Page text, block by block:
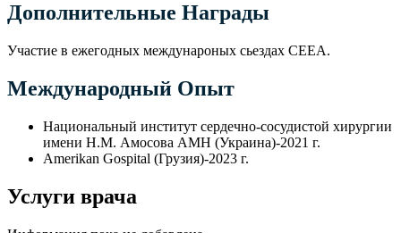
Дополнительные Награды
Участие в ежегодных междунароных сьездах СЕЕА.
Международный Опыт
Национальный институт сердечно-сосудистой хирургии
имени Н.М. Амосова АМН (Украина)-2021 г.
Amerikan Gospital (Грузия)-2023 г.
Услуги врача